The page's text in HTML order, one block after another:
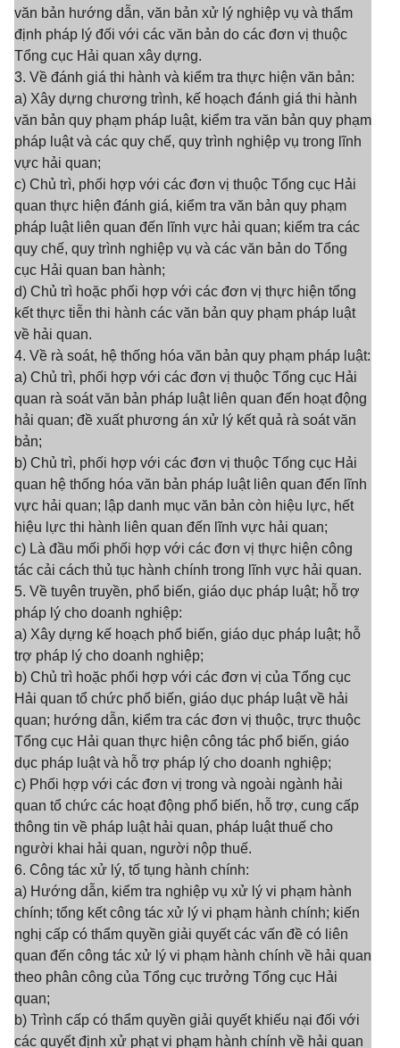
văn bản hướng dẫn, văn bản xử lý nghiệp vụ và thẩm
định pháp lý đối với các văn bản do các đơn vị thuộc
Tổng cục Hải quan xây dựng.
3. Về đánh giá thi hành và kiểm tra thực hiện văn bản:
a) Xây dựng chương trình, kế hoạch đánh giá thi hành
văn bản quy phạm pháp luật, kiểm tra văn bản quy phạm
pháp luật và các quy chế, quy trình nghiệp vụ trong lĩnh
vực hải quan;
c) Chủ trì, phối hợp với các đơn vị thuộc Tổng cục Hải
quan thực hiện đánh giá, kiểm tra văn bản quy phạm
pháp luật liên quan đến lĩnh vực hải quan; kiểm tra các
quy chế, quy trình nghiệp vụ và các văn bản do Tổng
cục Hải quan ban hành;
d) Chủ trì hoặc phối hợp với các đơn vị thực hiện tổng
kết thực tiễn thi hành các văn bản quy phạm pháp luật
về hải quan.
4. Về rà soát, hệ thống hóa văn bản quy phạm pháp luật:
a) Chủ trì, phối hợp với các đơn vị thuộc Tổng cục Hải
quan rà soát văn bản pháp luật liên quan đến hoạt động
hải quan; đề xuất phương án xử lý kết quả rà soát văn
bản;
b) Chủ trì, phối hợp với các đơn vị thuộc Tổng cục Hải
quan hệ thống hóa văn bản pháp luật liên quan đến lĩnh
vực hải quan; lập danh mục văn bản còn hiệu lực, hết
hiệu lực thi hành liên quan đến lĩnh vực hải quan;
c) Là đầu mối phối hợp với các đơn vị thực hiện công
tác cải cách thủ tục hành chính trong lĩnh vực hải quan.
5. Về tuyên truyền, phổ biến, giáo dục pháp luật; hỗ trợ
pháp lý cho doanh nghiệp:
a) Xây dựng kế hoạch phổ biến, giáo dục pháp luật; hỗ
trợ pháp lý cho doanh nghiệp;
b) Chủ trì hoặc phối hợp với các đơn vị của Tổng cục
Hải quan tổ chức phổ biến, giáo dục pháp luật về hải
quan; hướng dẫn, kiểm tra các đơn vị thuộc, trực thuộc
Tổng cục Hải quan thực hiện công tác phổ biến, giáo
dục pháp luật và hỗ trợ pháp lý cho doanh nghiệp;
c) Phối hợp với các đơn vị trong và ngoài ngành hải
quan tổ chức các hoạt động phổ biến, hỗ trợ, cung cấp
thông tin về pháp luật hải quan, pháp luật thuế cho
người khai hải quan, người nộp thuế.
6. Công tác xử lý, tố tụng hành chính:
a) Hướng dẫn, kiểm tra nghiệp vụ xử lý vi phạm hành
chính; tổng kết công tác xử lý vi phạm hành chính; kiến
nghị cấp có thẩm quyền giải quyết các vấn đề có liên
quan đến công tác xử lý vi phạm hành chính về hải quan
theo phân công của Tổng cục trưởng Tổng cục Hải
quan;
b) Trình cấp có thẩm quyền giải quyết khiếu nại đối với
các quyết định xử phạt vi phạm hành chính về hải quan